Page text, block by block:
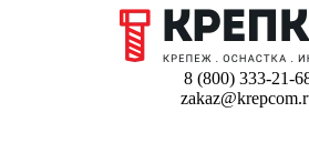
8 (800) 333-21-